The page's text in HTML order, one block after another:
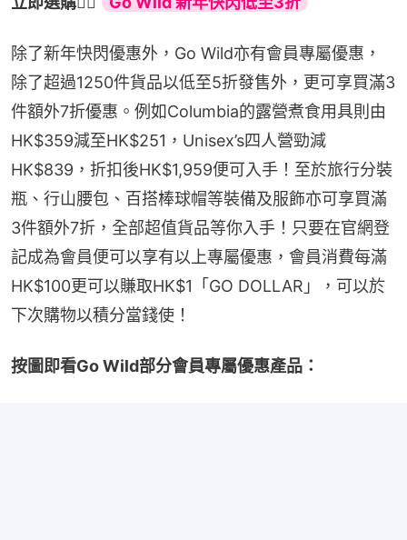
除了新年快閃優惠外，Go Wild亦有會員專屬優惠，
除了超過1250件貨品以低至5折發售外，更可享買滿3
件額外7折優惠。例如Columbia的露營煮食用具則由
HK$359減至HK$251，Unisex’s四人營勁減
HK$839，折扣後HK$1,959便可入手！至於旅行分裝
瓶、行山腰包、百搭棒球帽等裝備及服飾亦可享買滿
3件額外7折，全部超值貨品等你入手！只要在官網登
記成為會員便可以享有以上專屬優惠，會員消費每滿
HK$100更可以賺取HK$1「GO DOLLAR」，可以於
下次購物以積分當錢使！
按圖即看Go Wild部分會員專屬優惠產品：